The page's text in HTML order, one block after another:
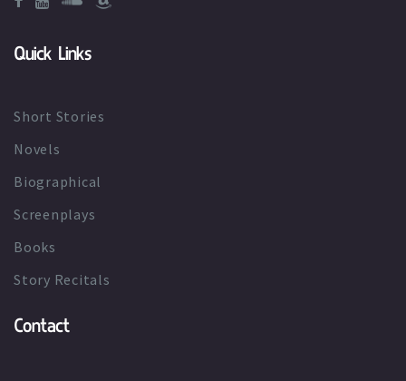
Quick Links
Short Stories
Novels
Biographical
Screenplays
Books
Story Recitals
Contact